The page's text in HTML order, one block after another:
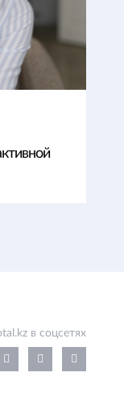
в соцсетях